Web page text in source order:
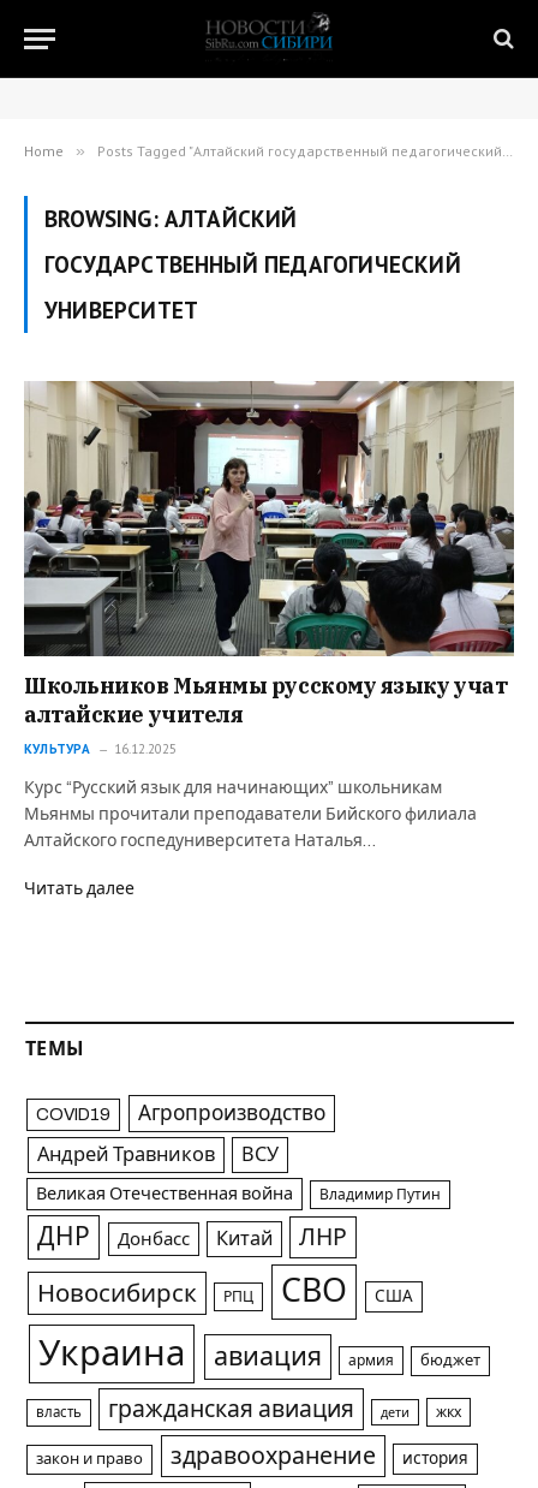
Home » Posts Tagged "Алтайский государственный педагогический университет"
BROWSING: АЛТАЙСКИЙ
ГОСУДАРСТВЕННЫЙ ПЕДАГОГИЧЕСКИЙ
УНИВЕРСИТЕТ
Школьников Мьянмы русскому языку учат
алтайские учителя
КУЛЬТУРА 16.12.2025
Курс “Русский язык для начинающих” школьникам
Мьянмы прочитали преподаватели Бийского филиала
Алтайского госпедуниверситета Наталья…
Читать далее
ТЕМЫ
COVID19 Агропроизводство
Андрей Травников ВСУ
Великая Отечественная война Владимир Путин
ДНР Донбасс Китай ЛНР
Новосибирск РПЦ СВО США
Украина авиация армия бюджет
власть гражданская авиация дети жкх
закон и право здравоохранение история